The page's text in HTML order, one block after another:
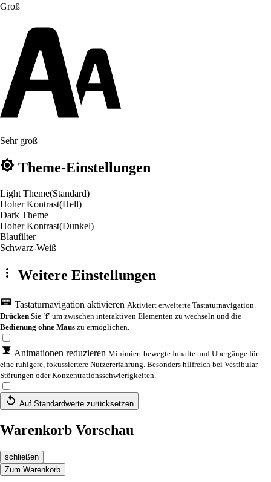
Groß
Sehr groß
Theme-Einstellungen
Light Theme(Standard)
Hoher Kontrast(Hell)
Dark Theme
Hoher Kontrast(Dunkel)
Blaufilter
Schwarz-Weiß
Weitere Einstellungen
Tastaturnavigation aktivieren Aktiviert erweiterte Tastaturnavigation.
Drücken Sie 'f' um zwischen interaktiven Elementen zu wechseln und die
Bedienung ohne Maus zu ermöglichen.
Animationen reduzieren Minimiert bewegte Inhalte und Übergänge für
eine ruhigere, fokussiertere Nutzererfahrung. Besonders hilfreich bei Vestibular-
Störungen oder Konzentrationsschwierigkeiten.
Auf Standardwerte zurücksetzen
Warenkorb Vorschau
schließen
Zum Warenkorb